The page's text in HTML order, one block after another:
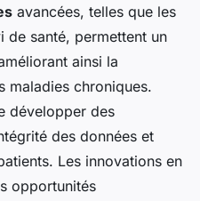
avancées, telles que les
de santé, permettent un
ainsi la
maladies chroniques.
développer des
des données et
Les innovations en
opportunités